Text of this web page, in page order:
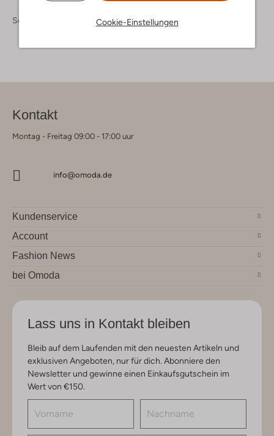
Cookie-Einstellungen
Schuhe
Kontakt
Montag - Freitag 09:00 - 17:00 uur
info@omoda.de
Kundenservice
Account
Fashion News
bei Omoda
Lass uns in Kontakt bleiben
Bleib auf dem Laufenden mit den neuesten Artikeln und
exklusiven Angeboten, nur für dich. Abonniere den
Newsletter und gewinne einen Einkaufsgutschein im
Wert von €150.